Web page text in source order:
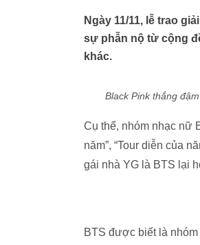
Ngày 11/11, lễ trao
sự phẫn nộ từ cộng
khác.
Black Pink thắng
Cụ thể, nhóm nhạc nữ
năm”, “Tour diễn của
gái nhà YG là BTS lại
BTS được biết là